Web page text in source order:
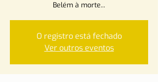
Belém à morte...
O registro está fechado
Ver outros eventos